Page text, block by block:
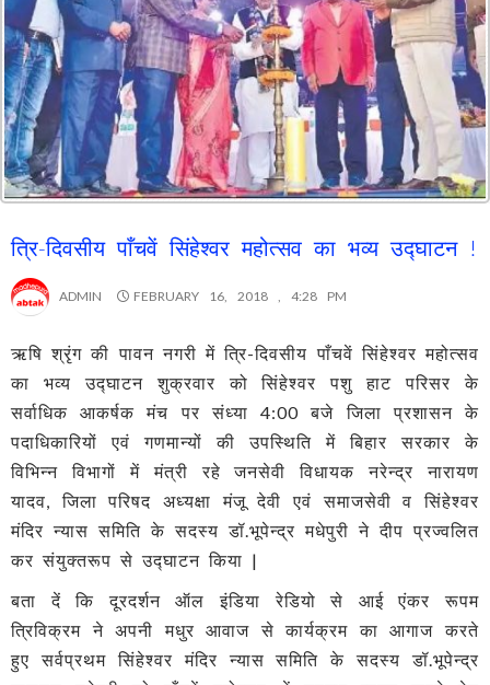
त्रि-दिवसीय पाँचवें सिंहेश्वर महोत्सव का भव्य उद्घाटन !
ADMIN FEBRUARY 16, 2018 , 4:28 PM
ऋषि श्रृंग की पावन नगरी में त्रि-दिवसीय पाँचवें सिंहेश्वर महोत्सव
का भव्य उद्घाटन शुक्रवार को सिंहेश्वर पशु हाट परिसर के
सर्वाधिक आकर्षक मंच पर संध्या 4:00 बजे जिला प्रशासन के
पदाधिकारियों एवं गणमान्यों की उपस्थिति में बिहार सरकार के
विभिन्न विभागों में मंत्री रहे जनसेवी विधायक नरेन्द्र नारायण
यादव, जिला परिषद अध्यक्षा मंजू देवी एवं समाजसेवी व सिंहेश्वर
मंदिर न्यास समिति के सदस्य डॉ.भूपेन्द्र मधेपुरी ने दीप प्रज्वलित
कर संयुक्तरूप से उद्घाटन किया |
बता दें कि दूरदर्शन ऑल इंडिया रेडियो से आई एंकर रूपम
त्रिविक्रम ने अपनी मधुर आवाज से कार्यक्रम का आगाज करते
हुए सर्वप्रथम सिंहेश्वर मंदिर न्यास समिति के सदस्य डॉ.भूपेन्द्र